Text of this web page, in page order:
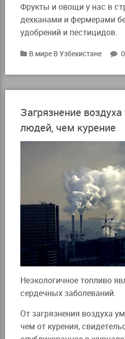
Фрукты и овощи у нас в
дехканами и фермерами
удобрений и пестицидов.
В мире В Узбекистане 0
Загрязнение
людей, чем курение
Неэкологичное топливо
сердечных заболеваний.
От загрязнения воздуха
чем от курения,